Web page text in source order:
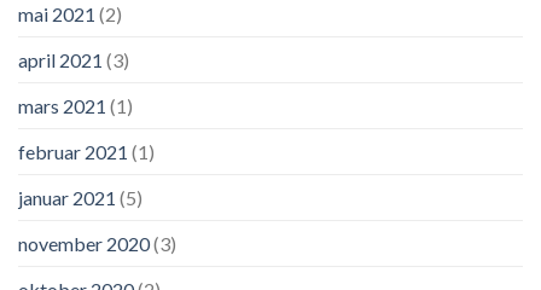
mai 2021 (2)
april 2021 (3)
mars 2021 (1)
februar 2021 (1)
januar 2021 (5)
november 2020(3)